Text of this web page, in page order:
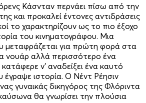
Κάσνταν περνάει πίσω από την
και προκαλεί έντονες αντιδράσεις
το χαρακτηρίζουν ως το πιο έξοχο
του κινηματογράφου. Μια
μεταφράζεται για πρώτη φορά στα
νουάρ αλλά περισσότερο ένα
ν’ αναδείξει ένα καυτό
έγραψε ιστορία. Ο Νέντ Ρέησιν
γυναικάς δικηγόρος της Φλόριντα
θα γνωρίσει την πλούσια